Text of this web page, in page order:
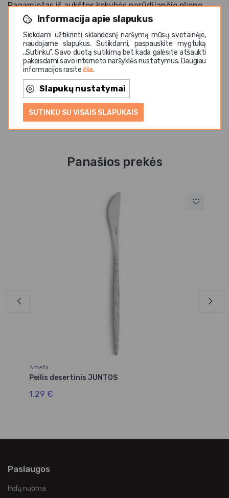
Informacija apie slapukus
Siekdami užtikrinti sklandesnį naršymą mūsų svetainėje,
naudojame slapukus. Sutikdami, paspauskite mygtuką
,,Sutinku". Savo duotą sutikimą bet kada galėsite atšaukti
pakeisdami savo interneto naršyklės nustatymus. Daugiau
informacijos rasitečia.
Slapukų nustatymai
SUTINKU SU VISAIS SLAPUKAIS
Pagamintas iš aukštos kokybės nerūdijančio plieno,
šaukštelis pasižymi ilgaamžiškumu ir atsparumu
kasdieniam naudojimui. Jis idealiai tinka kavai, arbatai,
desertams, mažoms porcijoms ar moderniam gėrimų
pateikimui. JUNTOS BLACK kolekcija yra puikus
pasirinkimas restoranams, viešbučiams, kavinėms ir
namams, vertinantiems išskirtinį dizainą bei
funkcionalumą. Tinka plauti indaplovėje.
Panašios prekės
Amefa
Peilis desertinis JUNTOS
1,29 €
Paslaugos
Indų nuoma